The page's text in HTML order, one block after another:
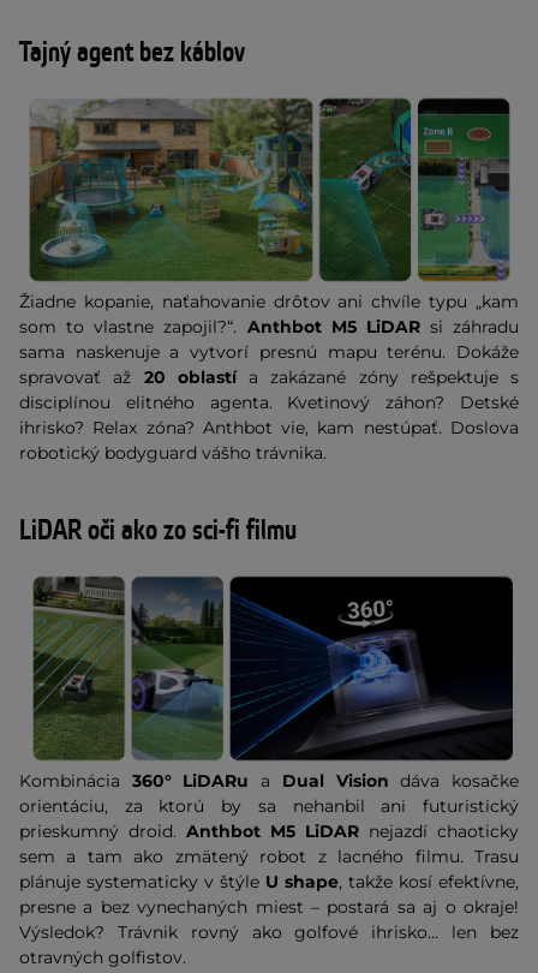
Tajný agent bez káblov
Žiadne kopanie, naťahovanie drôtov ani chvíle typu „kam
som to vlastne zapojil?“. Anthbot M5 LiDARsi záhradu
sama naskenuje a vytvorí presnú mapu terénu. Dokáže
spravovať až 20 oblastía zakázané zóny rešpektuje s
disciplínou elitného agenta. Kvetinový záhon? Detské
ihrisko? Relax zóna? Anthbot vie, kam nestúpať. Doslova
robotický bodyguard vášho trávnika.
LiDAR oči ako zo sci-fi filmu
Kombinácia 360° LiDARu a Dual Vision dáva kosačke
orientáciu, za ktorú by sa nehanbil ani futuristický
prieskumný droid. Anthbot M5 LiDAR nejazdí chaoticky
sem a tam ako zmätený robot z lacného filmu. Trasu
plánuje systematicky v štýle U shape, takže kosí efektívne,
presne a bez vynechaných miest – postará sa aj o okraje!
Výsledok? Trávnik rovný ako golfové ihrisko… len bez
otravných golfistov.